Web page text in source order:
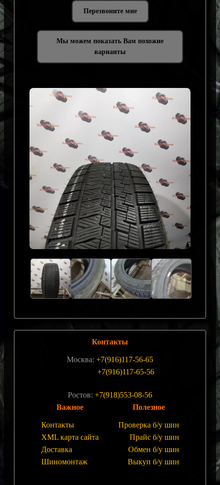
Мы можем показать Вам похожие
варианты
Контакты
Москва: +7(916)117-56-65
+7(916)117-65-56
Ростов: +7(918)553-08-56
Важное
Контакты
XML карта сайта
Доставка
Шиномонтаж
Полезное
Проверка б/у шин
Прайс б/у шин
Обмен б/у шин
Выкуп б/у шин